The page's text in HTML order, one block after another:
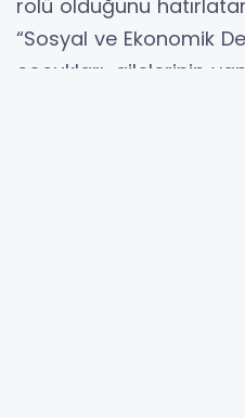
rolü olduğunu
“Sosyal ve Ekonomik
çocukları, ailelerinin